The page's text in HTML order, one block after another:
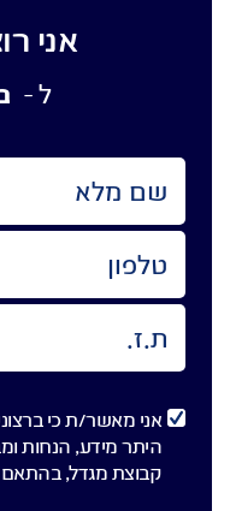
אני
ל -
אני מאשר/ת כי
היתר מידע, הנחות
קבוצת מגדל, בהתאם